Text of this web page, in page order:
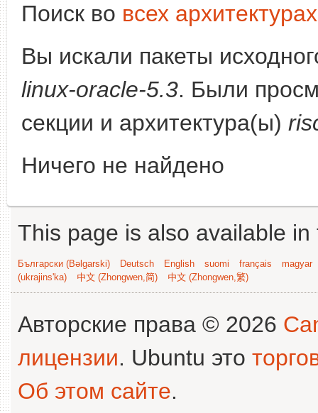
Поиск во всех архитектурах
Вы искали пакеты
linux-oracle-5.3. Были
секции и архитектура(ы)
Ничего не найдено
This page is also available
Български (Bəlgarski) Deutsch English suomi français
magyar
(ukrajins'ka)
中文 (Zhongwen,简) 中文 (Zhongwen,繁)
Авторские права © 2026
лицензии. Ubuntu это
Об этом сайте.